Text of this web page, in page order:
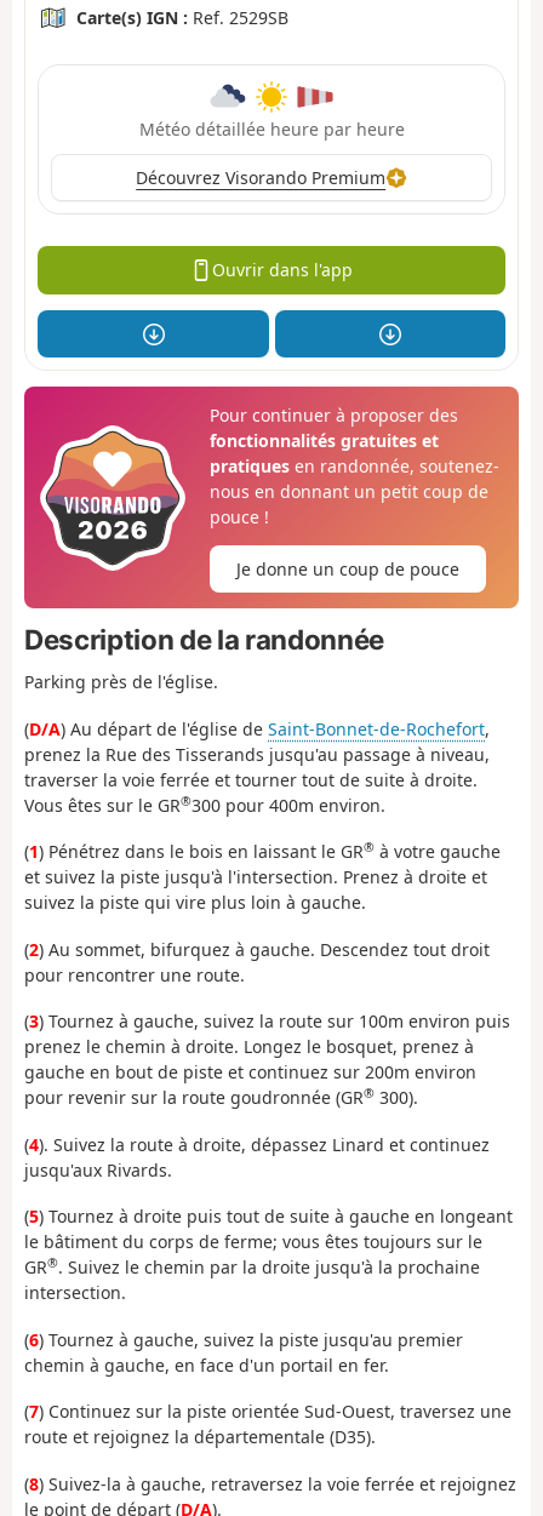
Carte(s) IGN : Ref. 2529SB
Météo détaillée heure par heure
Découvrez Visorando Premium
Ouvrir dans l'app
Pour continuer à proposer des
fonctionnalités gratuites et
pratiquesen randonnée, soutenez-
nous en donnant un petit coup de
pouce !
Je donne un coup de pouce
Description de la randonnée
Parking près de l'église.
(D/A) Au départ de l'église de Saint-Bonnet-de-Rochefort,
prenez la Rue des Tisserands jusqu'au passage à niveau,
traverser la voie ferrée et tourner tout de suite à droite.
Vous êtes sur le GR®300 pour 400m environ.
(1) Pénétrez dans le bois en laissant le GR® à votre gauche
et suivez la piste jusqu'à l'intersection. Prenez à droite et
suivez la piste qui vire plus loin à gauche.
(2) Au sommet, bifurquez à gauche. Descendez tout droit
pour rencontrer une route.
(3) Tournez à gauche, suivez la route sur 100m environ puis
prenez le chemin à droite. Longez le bosquet, prenez à
gauche en bout de piste et continuez sur 200m environ
pour revenir sur la route goudronnée (GR® 300).
(4). Suivez la route à droite, dépassez Linard et continuez
jusqu'aux Rivards.
(5) Tournez à droite puis tout de suite à gauche en longeant
le bâtiment du corps de ferme; vous êtes toujours sur le
GR®. Suivez le chemin par la droite jusqu'à la prochaine
intersection.
(6) Tournez à gauche, suivez la piste jusqu'au premier
chemin à gauche, en face d'un portail en fer.
(7) Continuez sur la piste orientée Sud-Ouest, traversez une
route et rejoignez la départementale (D35).
(8) Suivez-la à gauche, retraversez la voie ferrée et rejoignez
le point de départ (D/A).